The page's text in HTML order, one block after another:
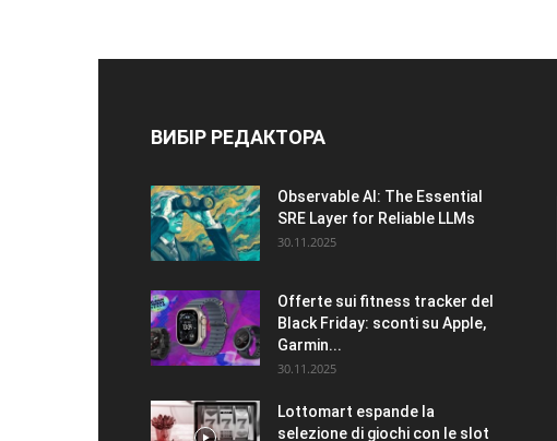
ВИБІР РЕДАКТОРА
Observable AI: The Essential
SRE Layer for Reliable LLMs
30.11.2025
Offerte sui fitness tracker del
Black Friday: sconti su Apple,
Garmin...
30.11.2025
Lottomart espande la
selezione di giochi con le slot